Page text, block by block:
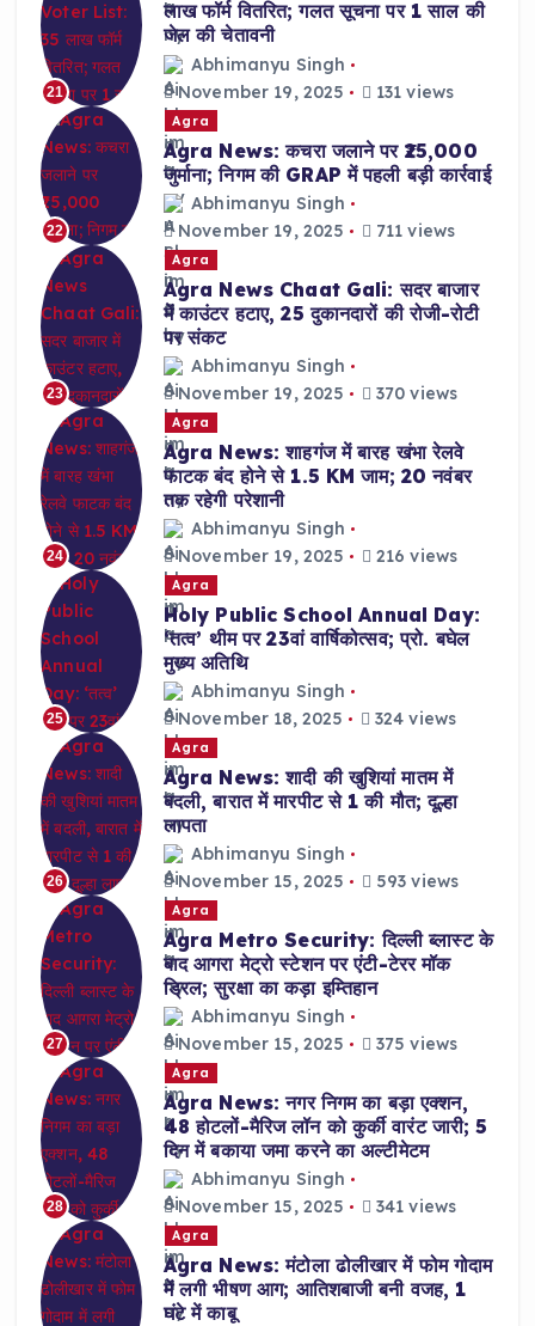
21
लाख फॉर्म वितरित; गलत सूचना पर 1 साल की
जेल की चेतावनी
Abhimanyu Singh
November 19, 2025
131 views
22
Agra
Agra News: कचरा जलाने पर ₹25,000
जुर्माना; निगम की GRAP में पहली बड़ी कार्रवाई
Abhimanyu Singh
November 19, 2025
711 views
23
Agra
Agra News Chaat Gali: सदर बाजार
में काउंटर हटाए, 25 दुकानदारों की रोजी-रोटी
पर संकट
Abhimanyu Singh
November 19, 2025
370 views
24
Agra
Agra News: शाहगंज में बारह खंभा रेलवे
फाटक बंद होने से 1.5 KM जाम; 20 नवंबर
तक रहेगी परेशानी
Abhimanyu Singh
November 19, 2025
216 views
25
Agra
Holy Public School Annual Day:
‘तत्व’ थीम पर 23वां वार्षिकोत्सव; प्रो. बघेल
मुख्य अतिथि
Abhimanyu Singh
November 18, 2025
324 views
26
Agra
Agra News: शादी की खुशियां मातम में
बदली, बारात में मारपीट से 1 की मौत; दूल्हा
लापता
Abhimanyu Singh
November 15, 2025
593 views
27
Agra
Agra Metro Security: दिल्ली ब्लास्ट के
बाद आगरा मेट्रो स्टेशन पर एंटी-टेरर मॉक
ड्रिल; सुरक्षा का कड़ा इम्तिहान
Abhimanyu Singh
November 15, 2025
375 views
28
Agra
Agra News: नगर निगम का बड़ा एक्शन,
48 होटलों-मैरिज लॉन को कुर्की वारंट जारी; 5
दिन में बकाया जमा करने का अल्टीमेटम
Abhimanyu Singh
November 15, 2025
341 views
Agra
Agra News: मंटोला ढोलीखार में फोम गोदाम
में लगी भीषण आग; आतिशबाजी बनी वजह, 1
घंटे में काबू